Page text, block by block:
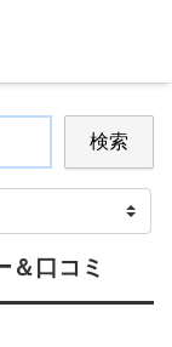
検索
＆口コミ